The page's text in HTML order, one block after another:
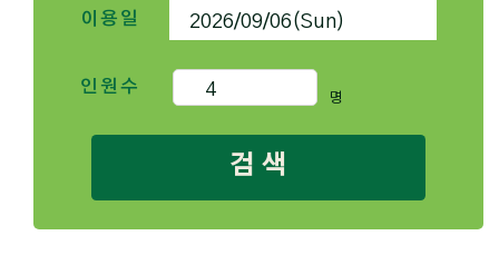
이용일
인원수
명
검 색